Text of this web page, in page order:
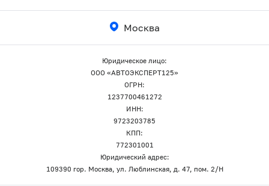
Москва
Юридическое лицо:
ООО «АВТОЭКСПЕРТ125»
ОГРН:
1237700461272
ИНН:
9723203785
КПП:
772301001
Юридический адрес:
109390 гор. Москва, ул. Люблинская, д. 47, пом. 2/Н